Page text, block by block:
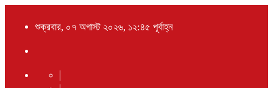
শুক্রবার, ০৭ অগাস্ট ২০২৬, ১২:৪৫ পূর্বাহ্ন